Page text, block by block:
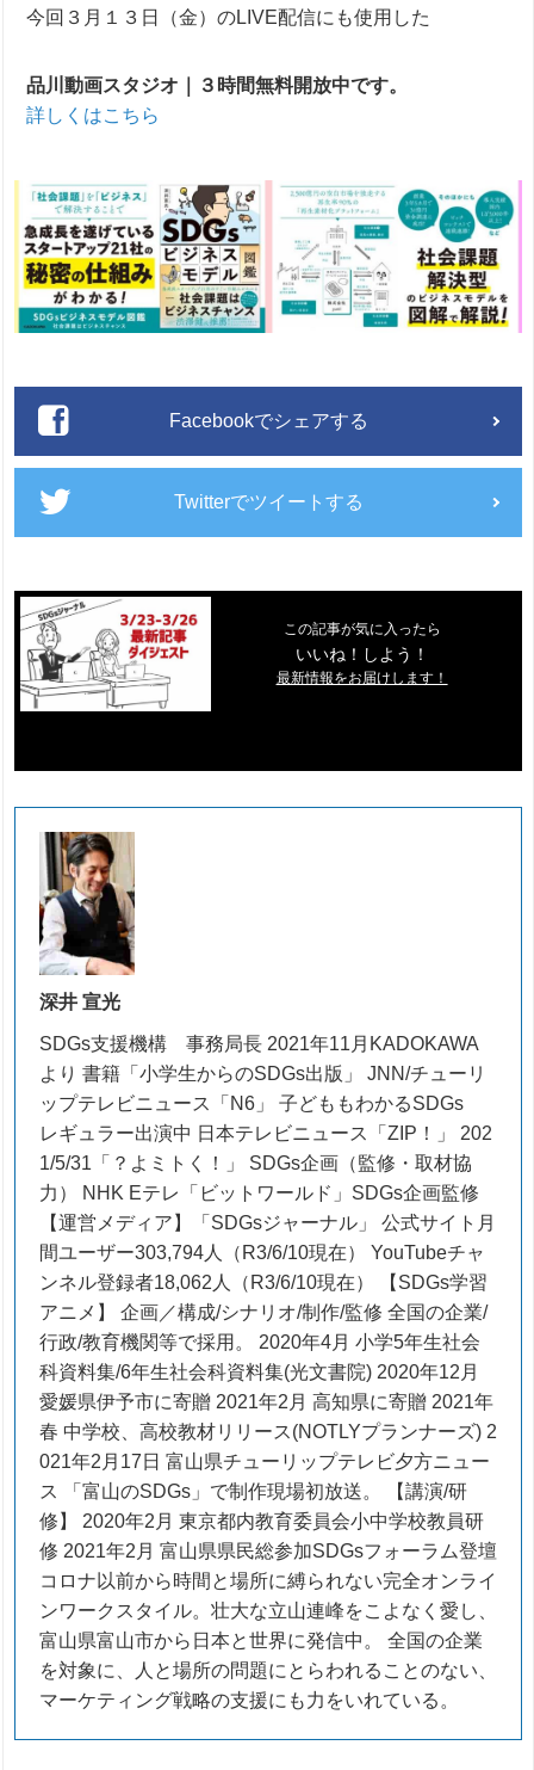
今回３月１３日（金）のLIVE配信にも使用した
品川動画スタジオ｜３時間無料開放中です。
詳しくはこちら
Facebookでシェアする
Twitterでツイートする
この記事が気に入ったら
いいね！しよう！
最新情報をお届けします！
深井 宣光
SDGs支援機構 事務局長 2021年11月KADOKAWA
より 書籍「小学生からのSDGs出版」 JNN/チューリ
ップテレビニュース「N6」 子どももわかるSDGs
レギュラー出演中 日本テレビニュース「ZIP！」 202
1/5/31「？よミトく！」 SDGs企画（監修・取材協
力） NHK Eテレ「ビットワールド」SDGs企画監修
【運営メディア】「SDGsジャーナル」 公式サイト月
間ユーザー303,794人（R3/6/10現在） YouTubeチャ
ンネル登録者18,062人（R3/6/10現在） 【SDGs学習
アニメ】 企画／構成/シナリオ/制作/監修 全国の企業/
行政/教育機関等で採用。 2020年4月 小学5年生社会
科資料集/6年生社会科資料集(光文書院) 2020年12月
愛媛県伊予市に寄贈 2021年2月 高知県に寄贈 2021年
春 中学校、高校教材リリース(NOTLYプランナーズ) 2
021年2月17日 富山県チューリップテレビ夕方ニュー
ス 「富山のSDGs」で制作現場初放送。 【講演/研
修】 2020年2月 東京都内教育委員会小中学校教員研
修 2021年2月 富山県県民総参加SDGsフォーラム登壇
コロナ以前から時間と場所に縛られない完全オンライ
ンワークスタイル。壮大な立山連峰をこよなく愛し、
富山県富山市から日本と世界に発信中。 全国の企業
を対象に、人と場所の問題にとらわれることのない、
マーケティング戦略の支援にも力をいれている。